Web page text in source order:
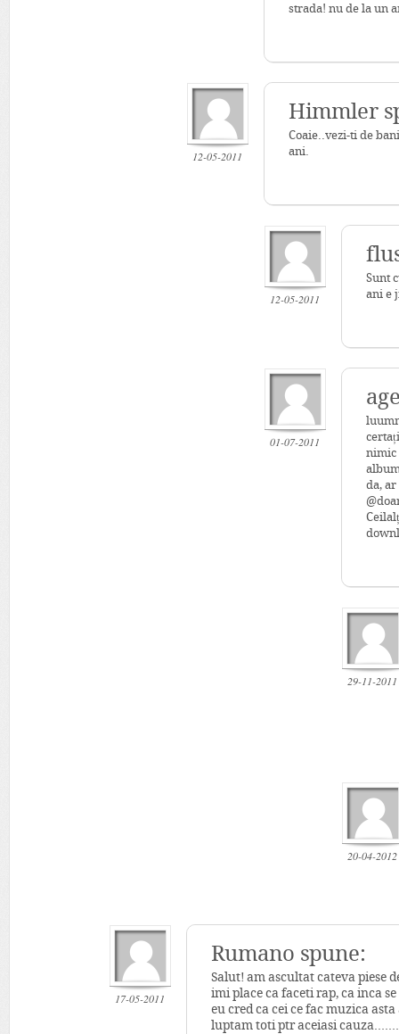
strada! nu de la un
12-05-2011
Himmler
Coaie..vezi-ti de
ani.
12-05-2011
Sunt
ani e
01-07-2011
nimic
da, ar
29-11-2011
20-04-2012
17-05-2011
Rumano spune:
Salut! am ascultat cateva piese
imi place ca faceti rap, ca inca
eu cred ca cei ce fac muzica
luptam toti ptr aceiasi